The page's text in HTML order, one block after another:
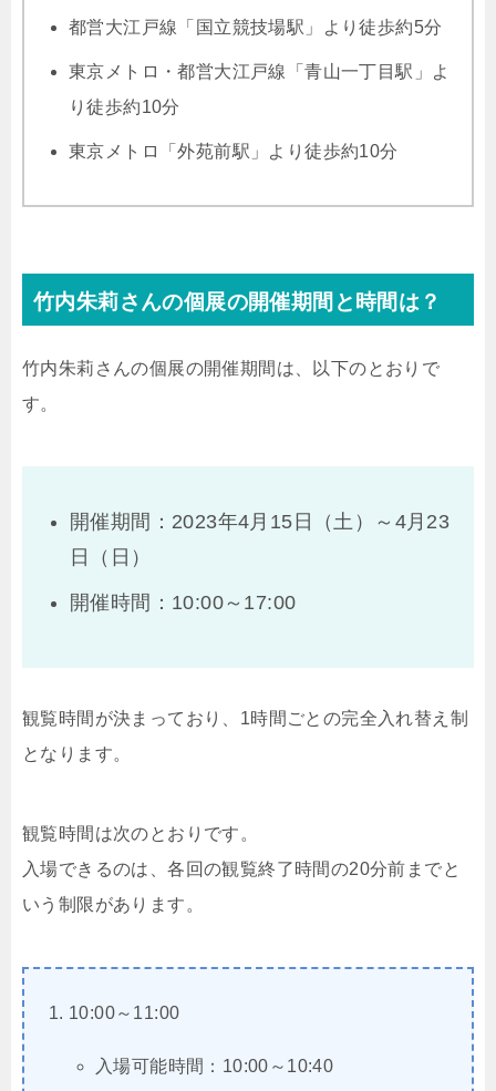
都営大江戸線「国立競技場駅」より徒歩約5分
東京メトロ・都営大江戸線「青山一丁目駅」よ
り徒歩約10分
東京メトロ「外苑前駅」より徒歩約10分
竹内朱莉さんの個展の開催期間と時間は？
竹内朱莉さんの個展の開催期間は、以下のとおりで
す。
開催期間：2023年4月15日（土）～4月23
日（日）
開催時間：10:00～17:00
観覧時間が決まっており、1時間ごとの完全入れ替え制
となります。
観覧時間は次のとおりです。
入場できるのは、各回の観覧終了時間の20分前までと
いう制限があります。
10:00～11:00
入場可能時間：10:00～10:40